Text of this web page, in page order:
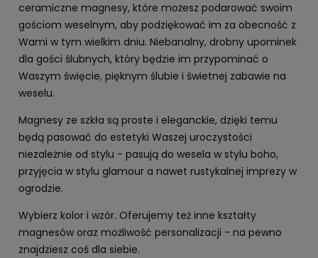
ceramiczne magnesy, które możesz podarować swoim
gościom weselnym, aby podziękować im za obecność z
Wami w tym wielkim dniu. Niebanalny, drobny upominek
dla gości ślubnych, który będzie im przypominać o
Waszym święcie, pięknym ślubie i świetnej zabawie na
weselu.
Magnesy ze szkła są proste i eleganckie, dzięki temu
będą pasować do estetyki Waszej uroczystości
niezależnie od stylu - pasują do wesela w stylu boho,
przyjęcia w stylu glamour a nawet rustykalnej imprezy w
ogrodzie.
Wybierz kolor i wzór. Oferujemy też inne kształty
magnesów oraz możliwość personalizacji - na pewno
znajdziesz coś dla siebie.